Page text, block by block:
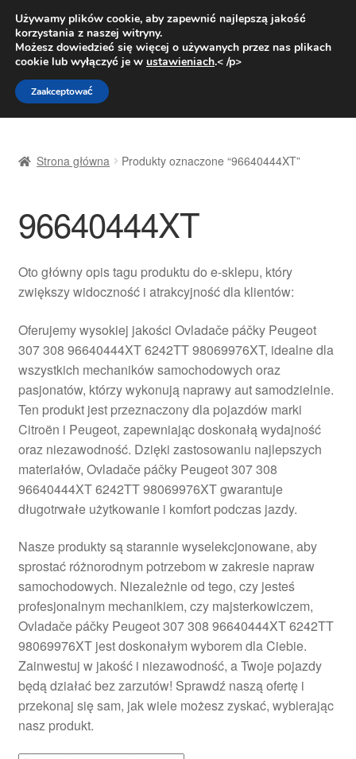
DOSTAWA od 31 zł
Pn.-pt. 9:00-16:00800 003 167
Przejdź
do
nawigacji
Przejdź
do
treści
Dostawa
Dostawa na cały świat
Moje konto
O nas
Płatności
Polityka prywatności
Procedura reklamacyjna
Skarga
Wózek
Zamówienia
Zasady i warunki
Strona główna Produkty oznaczone “96640444XT”
96640444XT
Oto główny opis tagu produktu do e-sklepu, który
zwiększy widoczność i atrakcyjność dla klientów:
Oferujemy wysokiej jakości Ovladače páčky Peugeot
307 308 96640444XT 6242TT 98069976XT, idealne dla
wszystkich mechaników samochodowych oraz
pasjonatów, którzy wykonują naprawy aut samodzielnie.
Ten produkt jest przeznaczony dla pojazdów marki
Citroën i Peugeot, zapewniając doskonałą wydajność
oraz niezawodność. Dzięki zastosowaniu najlepszych
materiałów, Ovladače páčky Peugeot 307 308
96640444XT 6242TT 98069976XT gwarantuje
długotrwałe użytkowanie i komfort podczas jazdy.
Nasze produkty są starannie wyselekcjonowane, aby
sprostać różnorodnym potrzebom w zakresie napraw
samochodowych. Niezależnie od tego, czy jesteś
profesjonalnym mechanikiem, czy majsterkowiczem,
Ovladače páčky Peugeot 307 308 96640444XT 6242TT
98069976XT jest doskonałym wyborem dla Ciebie.
Zainwestuj w jakość i niezawodność, a Twoje pojazdy
będą działać bez zarzutów! Sprawdź naszą ofertę i
przekonaj się sam, jak wiele możesz zyskać, wybierając
nasz produkt.
Używamy plików cookie, aby zapewnić najlepszą jakość
korzystania z naszej witryny.
Możesz dowiedzieć się więcej o używanych przez nas plikach
cookie lub wyłączyć je w ustawieniach.< /p>
Zaakceptować